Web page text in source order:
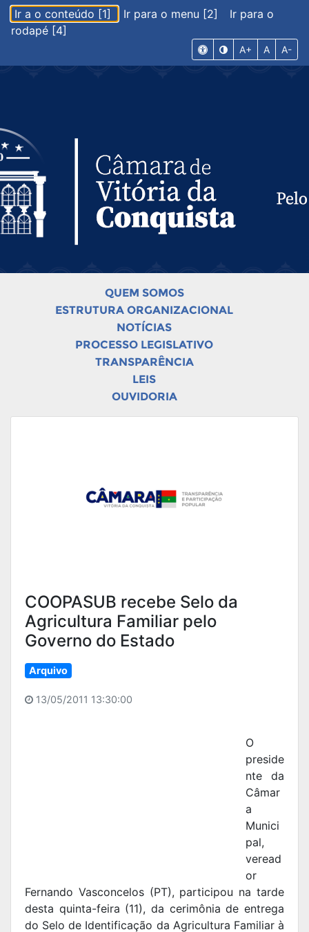
Ir a o conteúdo [1] Ir para o menu [2]
Ir para o
rodapé [4]
A+ A A-
QUEM SOMOS
ESTRUTURA ORGANIZACIONAL
NOTÍCIAS
PROCESSO LEGISLATIVO
TRANSPARÊNCIA
LEIS
OUVIDORIA
COOPASUB recebe Selo da
Agricultura Familiar pelo
Governo do Estado
Arquivo
13/05/2011 13:30:00
O
preside
nte da
Câmar
a
Munici
pal,
veread
or
Fernando Vasconcelos (PT), participou na tarde
desta quinta-feira (11), da cerimônia de entrega
do Selo de Identificação da Agricultura Familiar à